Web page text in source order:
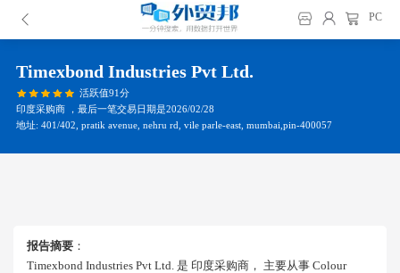
PC
Timexbond Industries Pvt Ltd.
活跃值91分
印度采购商 ，最后一笔交易日期是2026/02/28
地址: 401/402, pratik avenue, nehru rd, vile parle-east, mumbai,pin-400057
报告摘要 ：
Timexbond Industries Pvt Ltd. 是 印度采购商， 主要从事 Colour